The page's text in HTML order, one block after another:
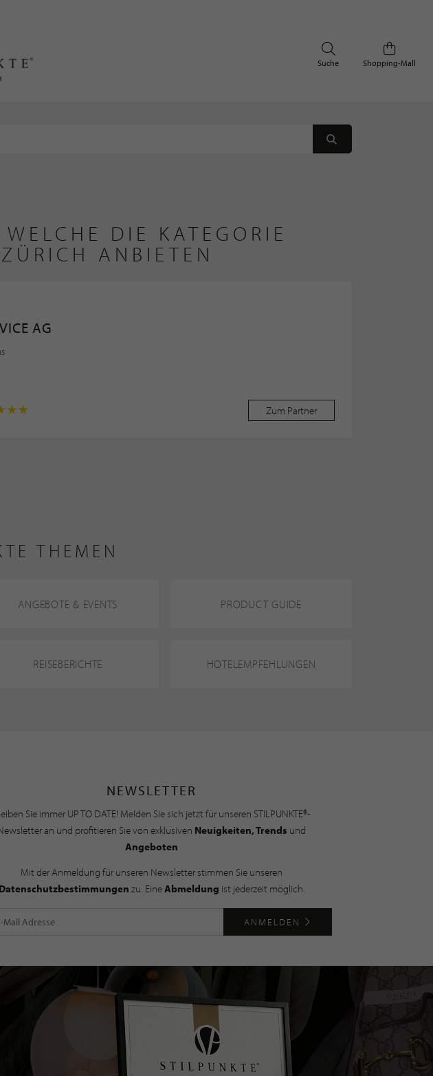
Shopping-Mall
Suche
DIE KATEGORIE
ANBIETEN
AG
Zum Partner
THEMEN
ANGEBOTE & EVENTS PRODUCT GUIDE
REISEBERICHTE HOTELEMPFEHLUNGEN
NEWSLETTER
Sie immer UP TO DATE! Melden Sie sich jetzt für unseren STILPUNKTE®-
an und profitieren Sie von exklusiven Neuigkeiten, Trends und
Angeboten
Mit der Anmeldung für unseren Newsletter stimmen Sie unseren
Datenschutzbestimmungen zu. EineAbmeldung ist jederzeit möglich.
ANMELDEN